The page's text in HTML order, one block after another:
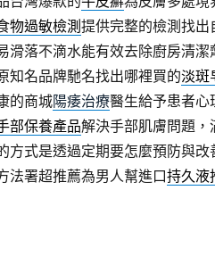
物過敏檢測 提供完整的檢測找出
滑落不滴水能有效去除廚房清潔
知名品牌馳名找出哪裡買的淡斑
的商城陽痿治療醫生給予患者心
部保養產品解決手部肌膚問題，
方式是透過定期要怎麼預防與改
法署超推薦為男人幫進口持久液